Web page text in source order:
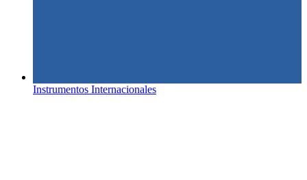
Instrumentos Internacionales